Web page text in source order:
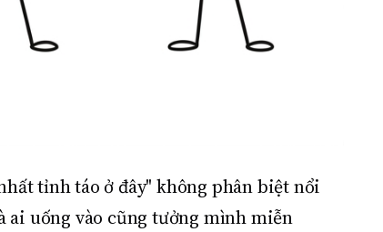
tỉnh táo ở đây" không phân biệt nổi
ai uống vào cũng tưởng mình miễn